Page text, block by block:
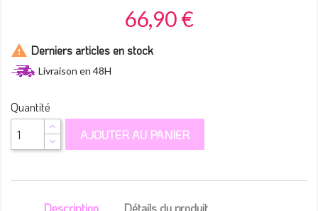
66,90 €
 Derniers articles en stock
Livraison en 48H
Quantité
AJOUTER AU PANIER
Description Détails du produit